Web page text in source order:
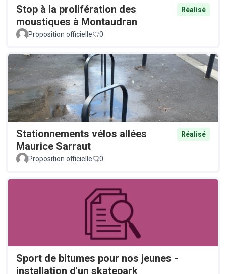
Stop à la prolifération des
moustiques à Montaudran
Réalisé
Proposition officielle 0
Stationnements vélos allées
Maurice Sarraut
Réalisé
Proposition officielle 0
Sport de bitumes pour nos jeunes -
installation d'un skatepark